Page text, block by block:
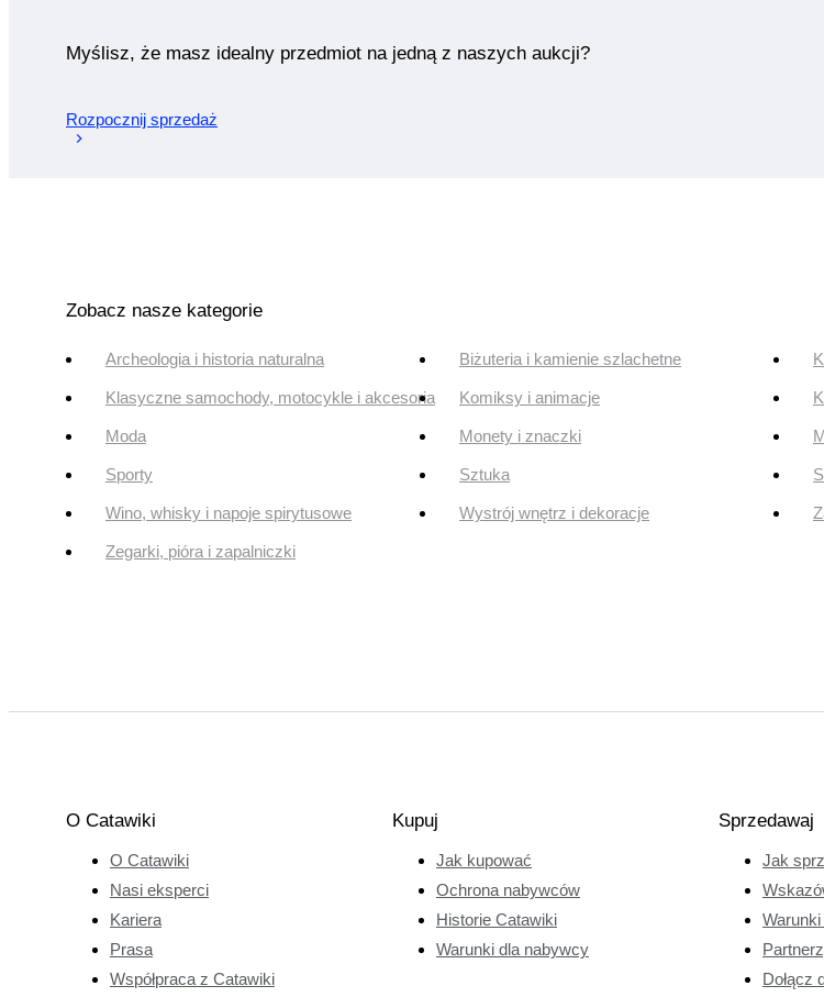
Myślisz, że masz idealny przedmiot na jedną z naszych aukcji?
Rozpocznij sprzedaż
Zobacz nasze kategorie
Archeologia i historia naturalna Biżuteria i kamienie szlachetne
Klasyczne samochody, motocykle i akcesoria Komiksy i animacje
Moda Monety i znaczki
Sporty Sztuka
Wino, whisky i napoje spirytusowe Wystrój wnętrz i dekoracje
Zegarki, pióra i zapalniczki
O Catawiki
O Catawiki
Nasi eksperci
Kariera
Prasa
Współpraca z Catawiki
Kupuj
Jak kupować
Ochrona nabywców
Historie Catawiki
Warunki dla nabywcy
Sprzedawaj
Jak
Dołącz